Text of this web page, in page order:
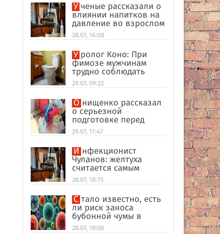
Ученые рассказали о
влиянии напитков на
давление во взрослом
возрасте
28.07, 16:08
Уролог Коно: При
фимозе мужчинам
трудно соблюдать
интимную гигиену
29.07, 09:22
Онищенко рассказал
о серьезной
подготовке перед
отпуском в
экзотические страны
29.07, 11:47
Инфекционист
Чуланов: желтуха
считается самым
главным признаком
гепатита
28.07, 18:15
Стало известно, есть
ли риск заноса
бубонной чумы в
Россию
28.07, 18:06